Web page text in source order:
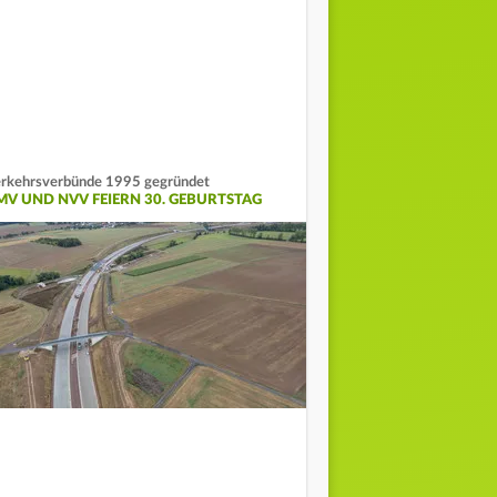
1995 gegründet
UND NVV FEIERN 30. GEBURTSTAG